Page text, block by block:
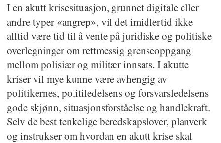
I en akutt krisesituasjon, grunnet digitale eller
andre typer «angrep», vil det imidlertid ikke
alltid være tid til å vente på juridiske og politiske
overlegninger om rettmessig grenseoppgang
mellom polisiær og militær innsats. I akutte
kriser vil mye kunne være avhengig av
politikernes, politiledelsens og forsvarsledelsens
gode skjønn, situasjonsforståelse og handlekraft.
Selv de best tenkelige beredskapslover, planverk
og instrukser om hvordan en akutt krise skal